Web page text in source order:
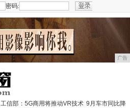
密码:
广告
工信部：5G商用将推动VR技术 9月车市同比降